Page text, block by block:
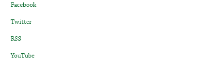
Facebook
Twitter
RSS
YouTube